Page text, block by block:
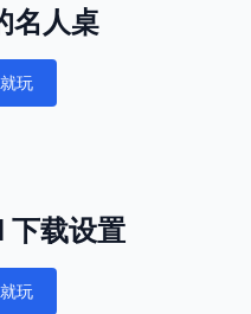
名人桌
玩
下载设置
玩